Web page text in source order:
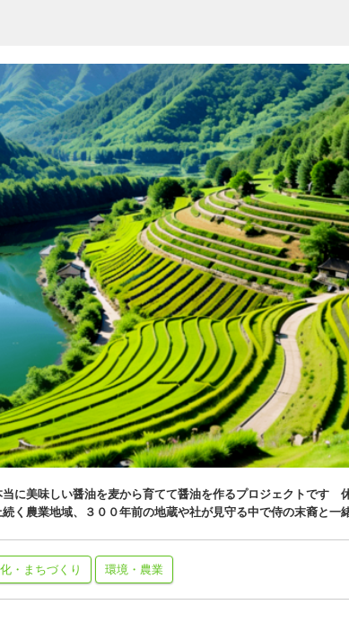
に美味しい醤油を麦から育てて醤油を作るプロジェクトです
く農業地域、３００年前の地蔵や社が見守る中で侍の末裔と一
・まちづくり
環境・農業